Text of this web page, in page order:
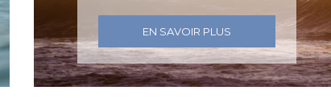
EN SAVOIR PLUS